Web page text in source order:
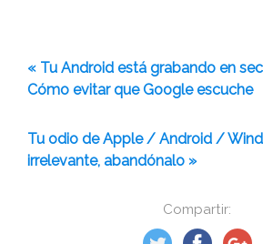
Compartir:
« Tu Android está grabando en
Cómo evitar que Google escuche
Tu odio de Apple / Android /
irrelevante, abandónalo »